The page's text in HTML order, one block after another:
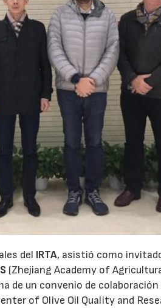
del IRTA, asistió como
(Zhejiang Academy of
de un convenio de colaboración
of Olive Oil Quality and